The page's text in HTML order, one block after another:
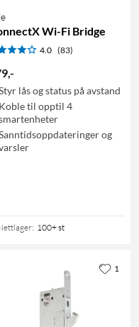
Wi-Fi Bridge
4.0 (83)
,-
lås og status på avstand
Koble til opptil 4
og
: 100+ st
1